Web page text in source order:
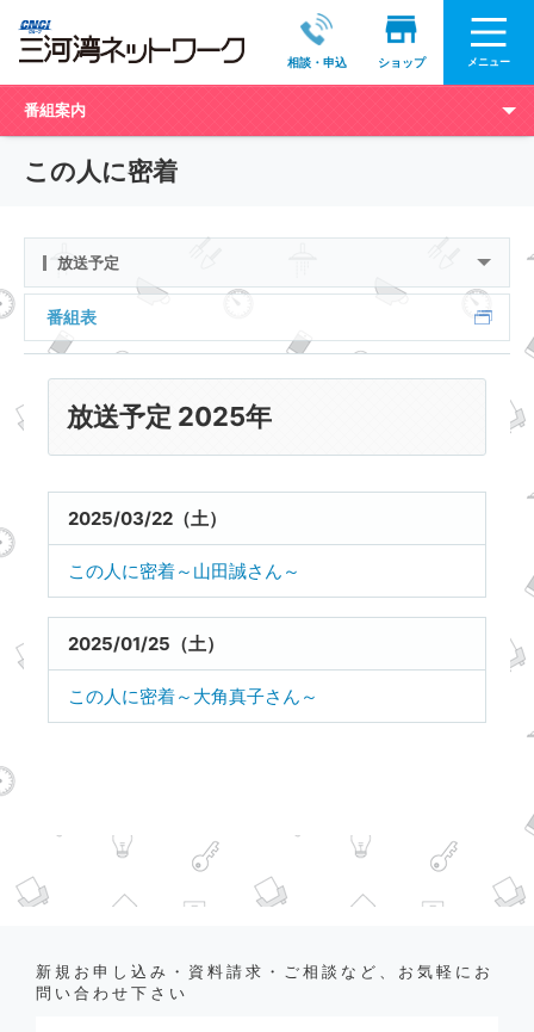
相談・申込 ショップ メニュー
番組案内
この人に密着
放送予定
番組表
放送予定 2025年
2025/03/22（土）
この人に密着～山田誠さん～
2025/01/25（土）
この人に密着～大角真子さん～
新規お申し込み・資料請求・ご相談など、お気軽にお
問い合わせ下さい